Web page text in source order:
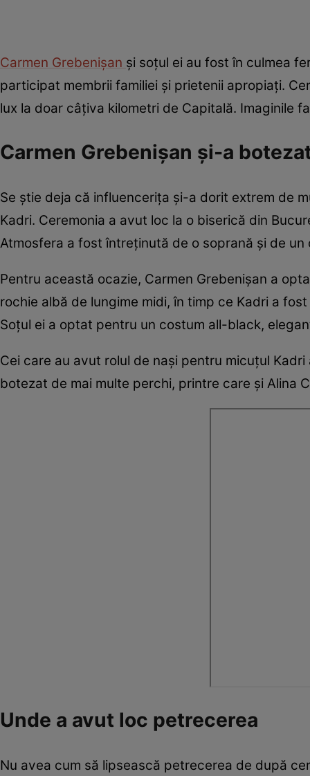
Carmen Grebenișan și soțul ei au fost în culmea
participat membrii familiei și prietenii apropiați.
lux la doar câțiva kilometri de Capitală. Imaginile
Carmen Grebenișan și-a
Se știe deja că influencerița și-a dorit extrem de
Kadri. Ceremonia a avut loc la o biserică din
Atmosfera a fost întreținută de o soprană și de un
Pentru această ocazie, Carmen Grebenișan a
rochie albă de lungime midi, în timp ce Kadri a
Soțul ei a optat pentru un costum all-black,
Cei care au avut rolul de nași pentru micuțul
botezat de mai multe perchi, printre care și Alina
Unde a avut loc petrecerea
Nu avea cum să lipsească petrecerea de după